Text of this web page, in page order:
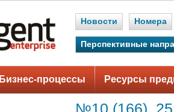
Новости Номера
Перспективные
Бизнес-процессы Ресурсы
№10 (166),